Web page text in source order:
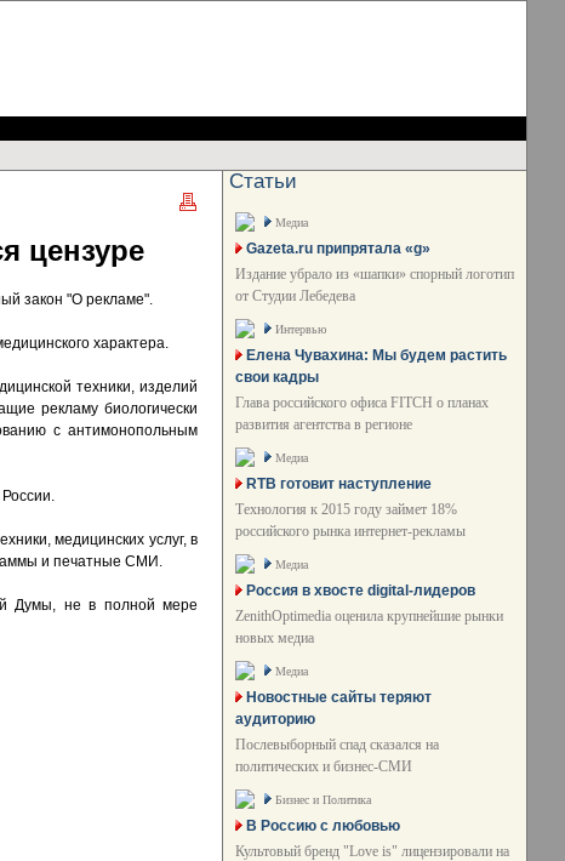
цензуре
закон "О рекламе".
характера.
техники, изделий
рекламу биологически
с антимонопольным
медицинских услуг, в
и печатные СМИ.
Думы, не в полной мере
Статьи
Медиа
Gazeta.ru припрятала «g»
Издание убрало из «шапки» спорный логотип
от Студии Лебедева
Интервью
Елена Чувахина: Мы будем растить
свои кадры
Глава российского офиса FITCH о планах
развития агентства в регионе
Медиа
RTB готовит наступление
Технология к 2015 году займет 18%
российского рынка интернет-рекламы
Медиа
Россия в хвосте digital-лидеров
ZenithOptimedia оценила крупнейшие рынки
новых медиа
Медиа
Новостные сайты теряют
аудиторию
Послевыборный спад сказался на
политических и бизнес-СМИ
Бизнес и Политика
В Россию с любовью
Культовый бренд "Love is" лицензировали на